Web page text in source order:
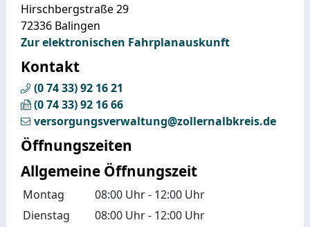
Hirschbergstraße 29
72336 Balingen
Zur elektronischen Fahrplanauskunft
Kontakt
(07433) 92 1621
(07433) 92 1666
versorgungsverwaltung@zollernalbkreis.de
Öffnungszeiten
Allgemeine Öffnungszeit
Montag 08:00 Uhr- 12:00 Uhr
Dienstag
08:00 Uhr- 12:00 Uhr